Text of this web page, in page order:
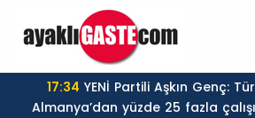
17:34
Almanya’dan yüzde 25 fazla